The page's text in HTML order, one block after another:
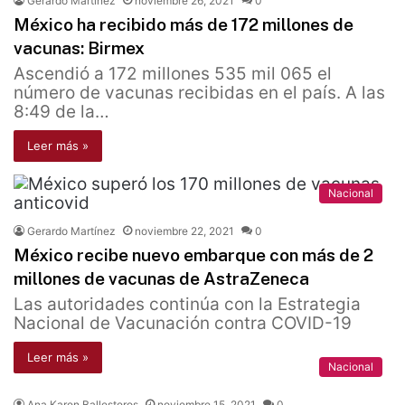
México ha recibido más de 172 millones de
vacunas: Birmex
Ascendió a 172 millones 535 mil 065 el
número de vacunas recibidas en el país. A las
8:49 de la…
Leer más »
Nacional
Gerardo Martínez noviembre 22, 2021 0
México recibe nuevo embarque con más de 2
millones de vacunas de AstraZeneca
Las autoridades continúa con la Estrategia
Nacional de Vacunación contra COVID-19
Leer más »
Nacional